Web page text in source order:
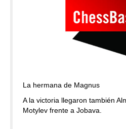
La hermana de Magnus
A la victoria llegaron también
Motylev frente a Jobava.